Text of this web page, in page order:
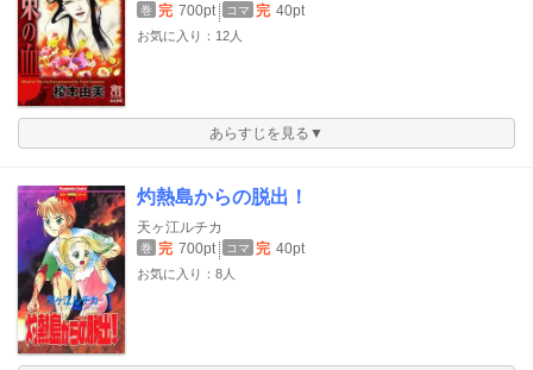
巻 完 700pt コマ 完 40pt
お気に入り：12人
あらすじを見る▼
灼熱島からの脱出！
天ヶ江ルチカ
巻 完 700pt コマ 完 40pt
お気に入り：8人